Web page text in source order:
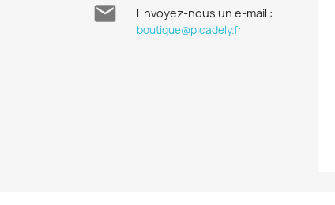
 Envoyez-nous un e-mail :
boutique@picadely.fr